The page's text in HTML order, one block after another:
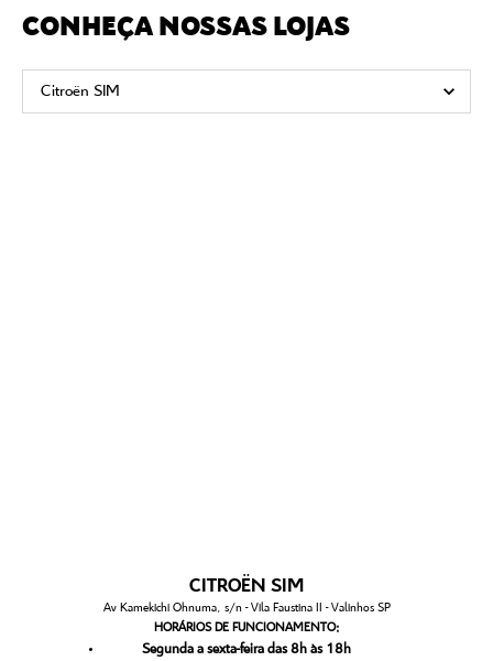
CONHEÇA NOSSAS LOJAS
CITROËN SIM
Av Kamekichi Ohnuma, s/n - Vila Faustina II - Valinhos SP
HORÁRIOS DE FUNCIONAMENTO:
Segunda a sexta-feira das 8h às 18h